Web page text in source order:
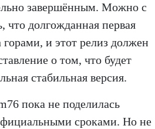
завершённым. Можно с
что долгожданная первая
горами, и этот релиз должен
о том, что будет
стабильная версия.
пока не поделилась
сроками. Но не